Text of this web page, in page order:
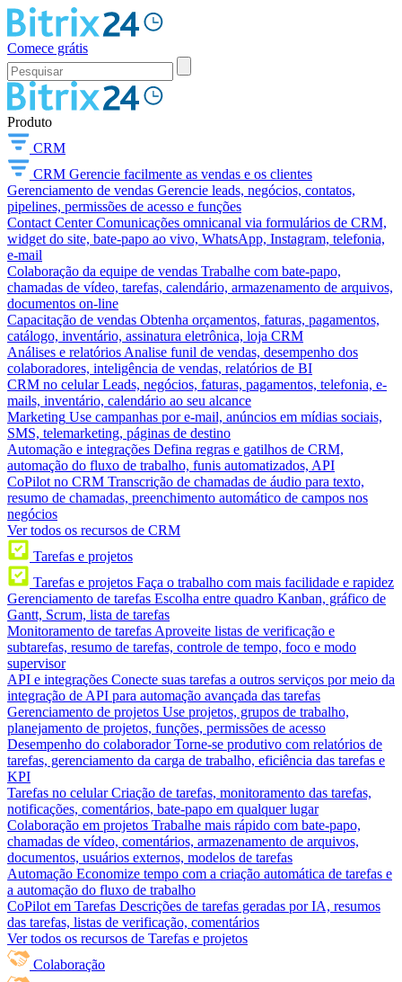
Comece grátis
Produto
CRM
CRM Gerencie facilmente as vendas e os clientes
Gerenciamento de vendas Gerencie leads, negócios, contatos,
pipelines, permissões de acesso e funções
Contact Center Comunicações omnicanal via formulários de CRM,
widget do site, bate-papo ao vivo, WhatsApp, Instagram, telefonia,
e-mail
Colaboração da equipe de vendas Trabalhe com bate-papo,
chamadas de vídeo, tarefas, calendário, armazenamento de arquivos,
documentos on-line
Capacitação de vendas Obtenha orçamentos, faturas, pagamentos,
catálogo, inventário, assinatura eletrônica, loja CRM
Análises e relatórios Analise funil de vendas, desempenho dos
colaboradores, inteligência de vendas, relatórios de BI
CRM no celular Leads, negócios, faturas, pagamentos, telefonia, e-
mails, inventário, calendário ao seu alcance
Marketing Use campanhas por e-mail, anúncios em mídias sociais,
SMS, telemarketing, páginas de destino
Automação e integrações Defina regras e gatilhos de CRM,
automação do fluxo de trabalho, funis automatizados, API
CoPilot no CRM Transcrição de chamadas de áudio para texto,
resumo de chamadas, preenchimento automático de campos nos
negócios
Ver todos os recursos de CRM
Tarefas e projetos
Tarefas e projetos Faça o trabalho com mais facilidade e rapidez
Gerenciamento de tarefas Escolha entre quadro Kanban, gráfico de
Gantt, Scrum, lista de tarefas
Monitoramento de tarefas Aproveite listas de verificação e
subtarefas, resumo de tarefas, controle de tempo, foco e modo
supervisor
API e integrações Conecte suas tarefas a outros serviços por meio da
integração de API para automação avançada das tarefas
Gerenciamento de projetos Use projetos, grupos de trabalho,
planejamento de projetos, funções, permissões de acesso
Desempenho do colaborador Torne-se produtivo com relatórios de
tarefas, gerenciamento da carga de trabalho, eficiência das tarefas e
KPI
Tarefas no celular Criação de tarefas, monitoramento das tarefas,
notificações, comentários, bate-papo em qualquer lugar
Colaboração em projetos Trabalhe mais rápido com bate-papo,
chamadas de vídeo, comentários, armazenamento de arquivos,
documentos, usuários externos, modelos de tarefas
Automação Economize tempo com a criação automática de tarefas e
a automação do fluxo de trabalho
CoPilot em Tarefas Descrições de tarefas geradas por IA, resumos
das tarefas, listas de verificação, comentários
Ver todos os recursos de Tarefas e projetos
Colaboração